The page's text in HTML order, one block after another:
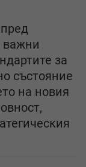
важни
за
състояние
на новия